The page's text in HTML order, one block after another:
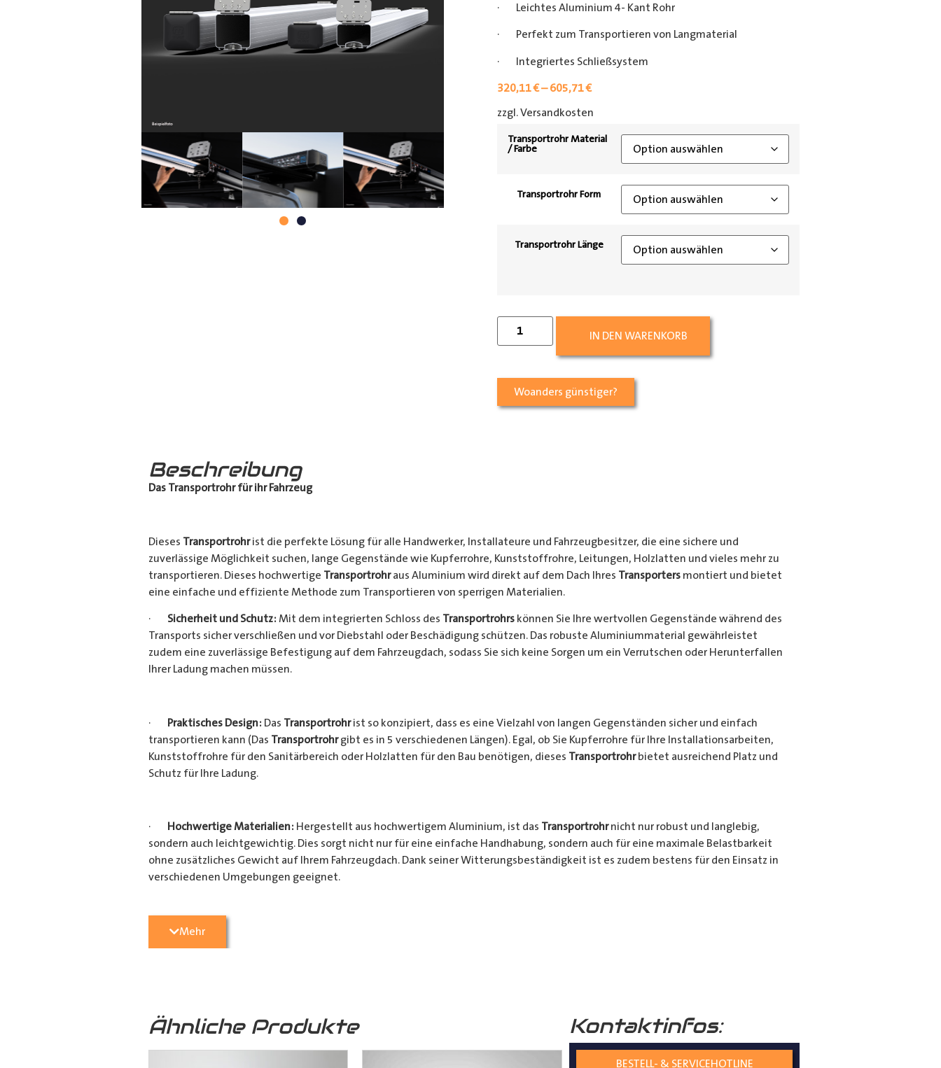
· Leichtes Aluminium 4- Kant Rohr
· Perfekt zum Transportieren von Langmaterial
· Integriertes Schließsystem
320,11€–605,71€
zzgl. Versandkosten
Transportrohr Material
/ Farbe
Transportrohr Form
Transportrohr Länge
IN DEN WARENKORB
Woanders günstiger?
Beschreibung
Das Transportrohr für ihr Fahrzeug
Dieses Transportrohrist die perfekte Lösung für alle Handwerker, Installateure und Fahrzeugbesitzer, die eine sichere und
zuverlässige Möglichkeit suchen, lange Gegenstände wie Kupferrohre, Kunststoffrohre, Leitungen, Holzlatten und vieles mehr zu
transportieren. Dieses hochwertige Transportrohraus Aluminium wird direkt auf dem Dach Ihres Transportersmontiert und bietet
eine einfache und effiziente Methode zum Transportieren von sperrigen Materialien.
· Sicherheit und Schutz: Mit dem integrierten Schloss des Transportrohrskönnen Sie Ihre wertvollen Gegenstände während des
Transports sicher verschließen und vor Diebstahl oder Beschädigung schützen. Das robuste Aluminiummaterial gewährleistet
zudem eine zuverlässige Befestigung auf dem Fahrzeugdach, sodass Sie sich keine Sorgen um ein Verrutschen oder Herunterfallen
Ihrer Ladung machen müssen.
· Praktisches Design: Das Transportrohrist so konzipiert, dass es eine Vielzahl von langen Gegenständen sicher und einfach
transportieren kann (Das Transportrohrgibt es in 5 verschiedenen Längen). Egal, ob Sie Kupferrohre für Ihre Installationsarbeiten,
Kunststoffrohre für den Sanitärbereich oder Holzlatten für den Bau benötigen, dieses Transportrohrbietet ausreichend Platz und
Schutz für Ihre Ladung.
· Hochwertige Materialien: Hergestellt aus hochwertigem Aluminium, ist das Transportrohrnicht nur robust und langlebig,
sondern auch leichtgewichtig. Dies sorgt nicht nur für eine einfache Handhabung, sondern auch für eine maximale Belastbarkeit
ohne zusätzliches Gewicht auf Ihrem Fahrzeugdach. Dank seiner Witterungsbeständigkeit ist es zudem bestens für den Einsatz in
verschiedenen Umgebungen geeignet.
Vielseitige Anwendungsmöglichkeiten:
Heimwerkerprojekten, dieses
·Verschiedene Variationen:DasTransportrohr
Mehr
Ähnliche Produkte Kontaktinfos:
BESTELL- & SERVICEHOTLINE